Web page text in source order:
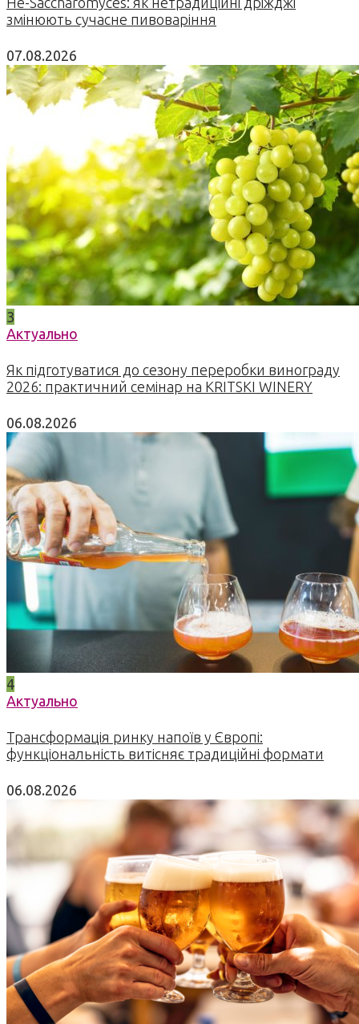
змінюють сучасне пивоваріння
07.08.2026
3
Актуально
Як підготуватися до сезону переробки винограду
2026: практичний семінар на KRITSKI WINERY
06.08.2026
4
Актуально
Трансформація ринку напоїв у Європі:
функціональність витісняє традиційні формати
06.08.2026